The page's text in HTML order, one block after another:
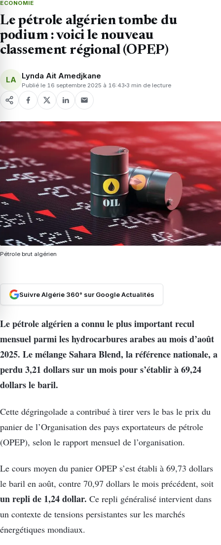
ECONOMIE
Le pétrole algérien tombe du
podium : voici le nouveau
classement régional (OPEP)
LA Lynda Ait Amedjkane
Publié le 16 septembre 2025 à 16:43 3 min de lecture
Pétrole brut algérien
Suivre Algérie 360° sur Google Actualités
Le pétrole algérien a connu le plus important recul
mensuel parmi les hydrocarbures arabes au mois d’août
2025. Le mélange Sahara Blend, la référence nationale, a
perdu 3,21 dollars sur un mois pour s’établir à 69,24
dollars le baril.
Cette dégringolade a contribué à tirer vers le bas le prix du
panier de l’Organisation des pays exportateurs de pétrole
(OPEP), selon le rapport mensuel de l’organisation.
Le cours moyen du panier OPEP s’est établi à 69,73 dollars
le baril en août, contre 70,97 dollars le mois précédent, soit
un repli de 1,24 dollar. Ce repli généralisé intervient dans
un contexte de tensions persistantes sur les marchés
énergétiques mondiaux.